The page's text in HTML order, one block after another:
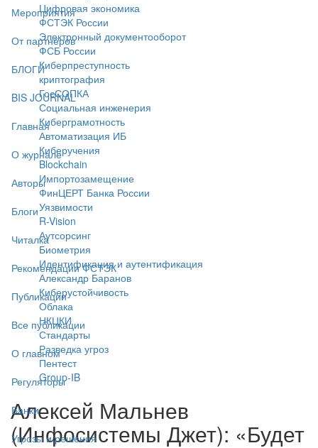
Мероприятия
От партнёров
БЛОГИ
BIS JOURNAL
Главная
О журнале
Авторы
Блоги
Читалка
Рекомендации ФСТЭК
Публикации
Все публикации
О главном
Регуляторы
Банки
Угрозы и решения
Цифровая экономика
ФСТЭК России
Электронный документооборот
ФСБ России
Киберпреступность
криптография
ГосСОПКА
Социальная инженерия
Киберграмотность
Автоматизация ИБ
Киберучения
Blockchain
Импортозамещение
ФинЦЕРТ Банка России
Уязвимости
R-Vision
Аутсорсинг
Биометрия
Идентификация и аутентификация
Александр Баранов
Киберустойчивость
Облака
НКЦКИ
Стандарты
Разведка угроз
Пентест
Group-IB
Алексей Мальнев
(Инфосистемы Джет): «Будет